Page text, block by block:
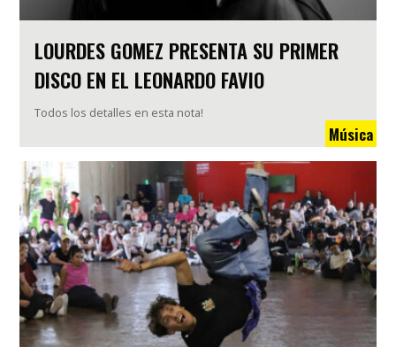
LOURDES GOMEZ PRESENTA SU PRIMER
DISCO EN EL LEONARDO FAVIO
Todos los detalles en esta nota!
Música